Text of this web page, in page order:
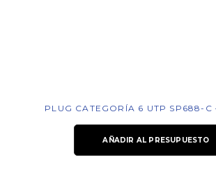
PLUG CATEGORÍA 6 UTP SP688-C
AÑADIR AL PRESUPUESTO